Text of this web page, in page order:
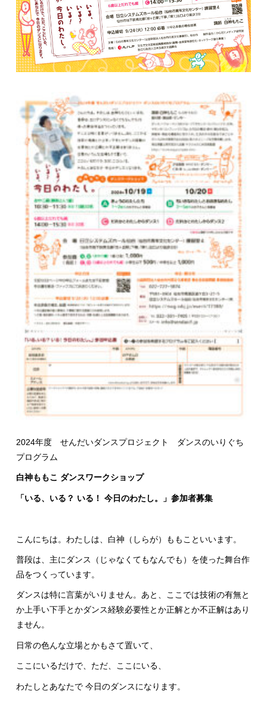
2024年度 せんだいダンスプロジェクト ダンスのいりぐち
プログラム
白神ももこ ダンスワークショップ
「いる、いる？ いる！ 今日のわたし。」参加者募集
こんにちは。わたしは、白神（しらが）ももこといいます。
普段は、主にダンス（じゃなくてもなんでも）を使った舞台作
品をつくっています。
ダンスは特に言葉がいりません。あと、ここでは技術の有無と
か上手い下手とかダンス経験必要性とか正解とか不正解はあり
ません。
日常の色んな立場とかもさて置いて、
ここにいるだけで、ただ、ここにいる、
わたしとあなたで 今日のダンスになります。